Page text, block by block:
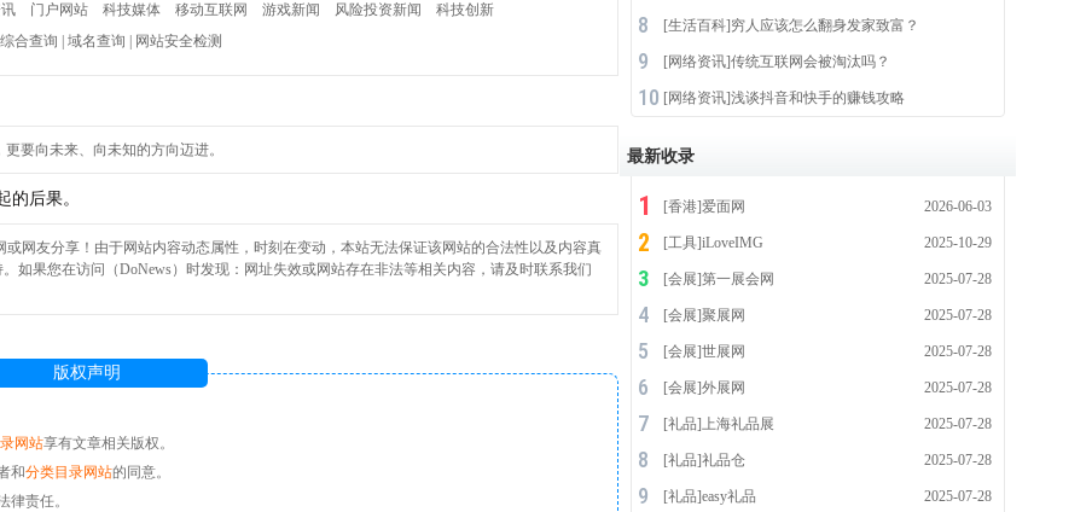
门户网站 科技媒体 移动互联网 游戏新闻 风险投资新闻
科技创新
合查询 域名查询 网站安全检测
要向未来、向未知的方向迈进。
的后果。
网友分享！由于网站内容动态属性，时刻在变动，本站无法保证该网站的合法性以及内容真
如果您在访问（DoNews）时发现：网址失效或网站存在非法等相关内容，请及时联系我们
版权声明
网站享有文章相关版权。
和分类目录网站的同意。
责任。
[生活百科] 穷人应该怎么翻身发家致富？
[网络资讯]传统互联网会被淘汰吗？
[网络资讯]浅谈抖音和快手的赚钱攻略
最新收录
[香港]爱面网 2026-06-03
[工具]iLoveIMG 2025-10-29
[会展]第一展会网 2025-07-28
[会展]聚展网 2025-07-28
[会展]世展网 2025-07-28
[会展]外展网 2025-07-28
[礼品]上海礼品展 2025-07-28
[礼品]礼品仓 2025-07-28
[礼品]easy礼品 2025-07-28